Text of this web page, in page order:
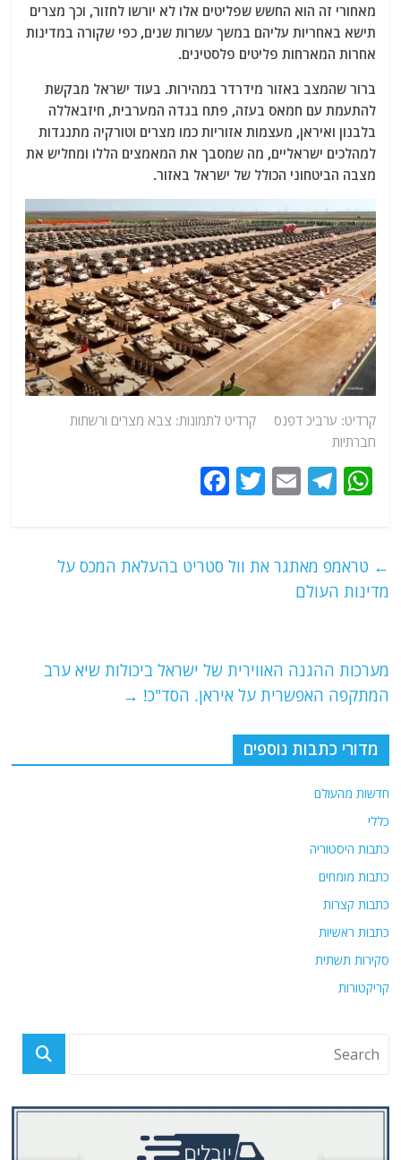
מאחורי זה הוא החשש שפליטים אלו לא יורשו לחזור, וכך מצרים
תישא באחריות עליהם במשך עשרות שנים, כפי שקורה במדינות
אחרות המארחות פליטים פלסטינים.
ברור שהמצב באזור מידרדר במהירות. בעוד ישראל מבקשת
להתעמת עם חמאס בעזה, פתח בגדה המערבית, חיזבאללה
בלבנון ואיראן, מעצמות אזוריות כמו מצרים וטורקיה מתנגדות
למהלכים ישראליים, מה שמסבך את המאמצים הללו ומחליש את
מצבה הביטחוני הכולל של ישראל באזור.
קרדיט: ערביכ דפנס קרדיט לתמונות: צבא מצרים ורשתות
חברתיות
W
s
A
T
g
ra
E
l
T
er
e
k
← טראמפ מאתגר את וול סטריט בהעלאת המכס על
מדינות העולם
מערכות ההגנה האווירית של ישראל ביכולות שיא ערב
המתקפה האפשרית על איראן. הסד"כ! →
מדורי כתבות נוספים
חדשות מהעולם
כללי
כתבות היסטוריה
כתבות מומחים
כתבות קצרות
כתבות ראשיות
סקירות תשתית
קריקטורות